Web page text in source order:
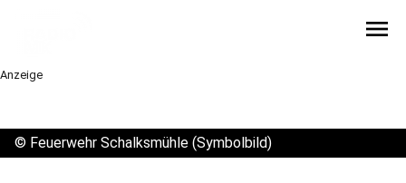
menu
Anzeige
© Feuerwehr Schalksmühle (Symbolbild)